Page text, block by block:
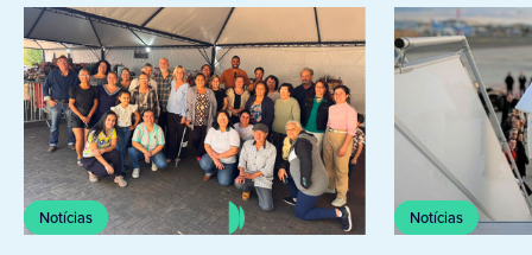
Notícias Notícias